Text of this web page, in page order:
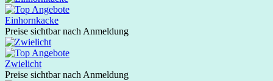
Einhornkacke
Preise sichtbar nach Anmeldung
Zwielicht
Preise sichtbar nach Anmeldung